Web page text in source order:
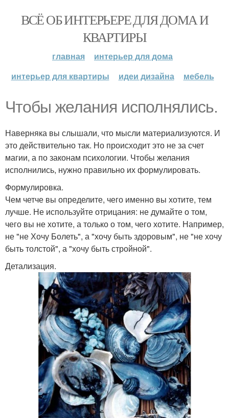
ВСЁ ОБ ИНТЕРЬЕРЕ ДЛЯ ДОМА И
КВАРТИРЫ
главная
интерьер для дома
интерьер для квартиры
идеи дизайна мебель
Чтобы желания исполнялись.
Наверняка вы слышали, что мысли материализуются. И
это действительно так. Но происходит это не за счет
магии, а по законам психологии. Чтобы желания
исполнились, нужно правильно их формулировать.
Формулировка.
Чем четче вы определите, чего именно вы хотите, тем
лучше. Не используйте отрицания: не думайте о том,
чего вы не хотите, а только о том, чего хотите. Например,
не "не Хочу Болеть", а "хочу быть здоровым", не "не хочу
быть толстой", а "хочу быть стройной".
Детализация.